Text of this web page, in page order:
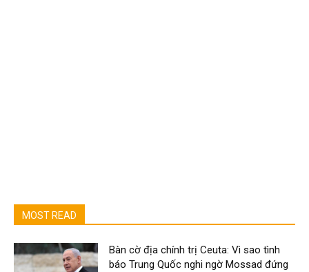
MOST READ
Bàn cờ địa chính trị Ceuta: Vì sao tình
báo Trung Quốc nghi ngờ Mossad đứng